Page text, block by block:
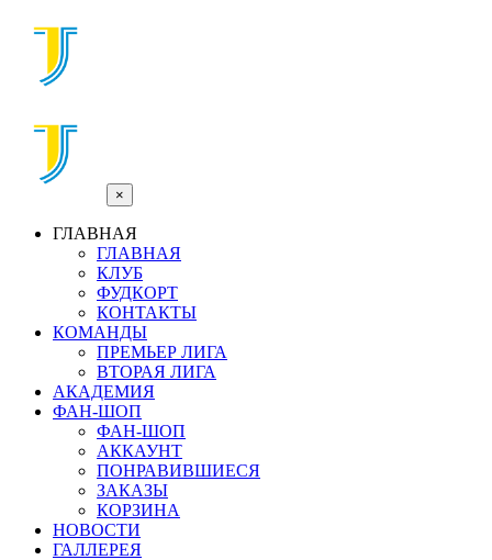
×
ГЛАВНАЯ
ГЛАВНАЯ
КЛУБ
ФУДКОРТ
КОНТАКТЫ
КОМАНДЫ
ПРЕМЬЕР ЛИГА
ВТОРАЯ ЛИГА
АКАДЕМИЯ
ФАН-ШОП
ФАН-ШОП
АККАУНТ
ПОНРАВИВШИЕСЯ
ЗАКАЗЫ
КОРЗИНА
НОВОСТИ
ГАЛЛЕРЕЯ